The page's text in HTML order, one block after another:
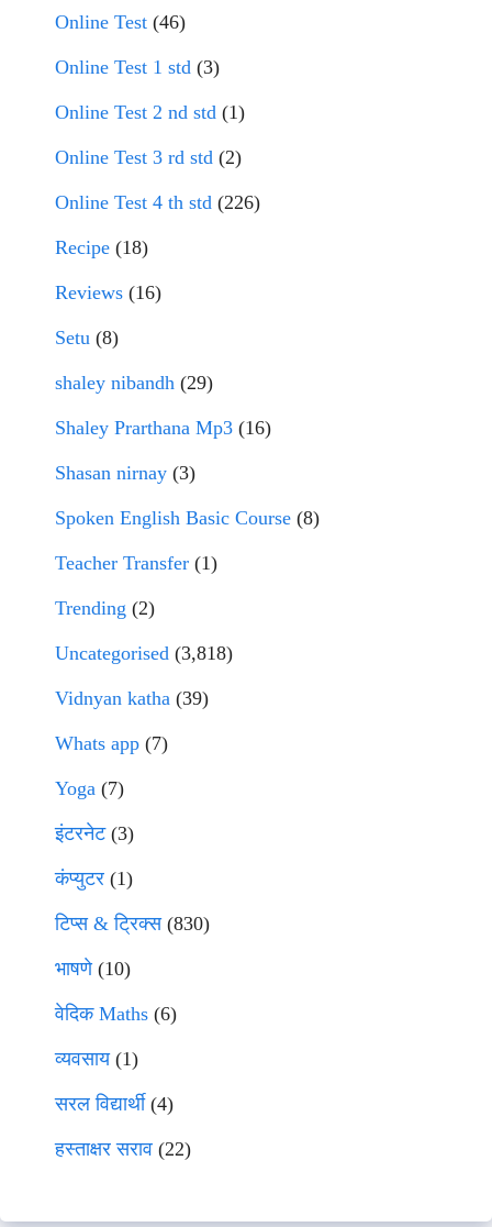
Online Test (46)
Online Test 1 std (3)
Online Test 2 nd std (1)
Online Test 3 rd std (2)
Online Test 4 th std (226)
Recipe (18)
Reviews (16)
Setu (8)
shaley nibandh (29)
Shaley Prarthana Mp3 (16)
Shasan nirnay (3)
Spoken English Basic Course (8)
Teacher Transfer (1)
Trending (2)
Uncategorised (3,818)
Vidnyan katha (39)
Whats app (7)
Yoga (7)
इंटरनेट(3)
कंप्युटर (1)
टिप्स & ट्रिक्स(830)
भाषणे(10)
वेदिक Maths (6)
व्यवसाय(1)
सरल विद्यार्थी(4)
हस्ताक्षर सराव (22)